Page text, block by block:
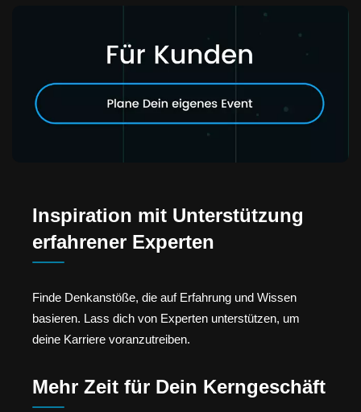
Inspiration mit Unterstützung
erfahrener Experten
Finde Denkanstöße, die auf Erfahrung und Wissen
basieren. Lass dich von Experten unterstützen, um
deine Karriere voranzutreiben.
Mehr Zeit für Dein Kerngeschäft